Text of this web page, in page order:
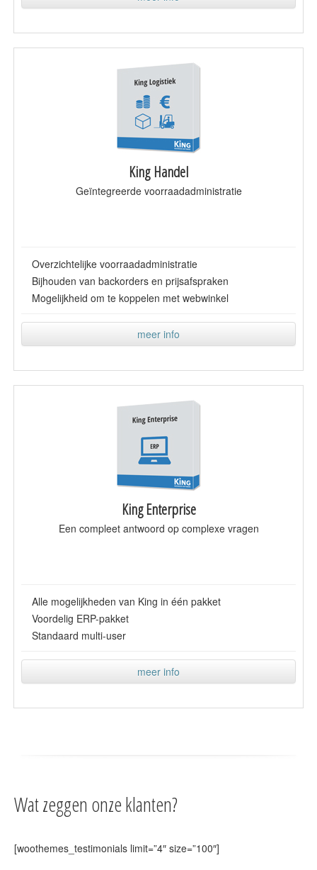
King Handel
Geïntegreerde voorraadadministratie
Overzichtelijke voorraadadministratie
Bijhouden van backorders en prijsafspraken
Mogelijkheid om te koppelen met webwinkel
meer info
King Enterprise
Een compleet antwoord op complexe vragen
Alle mogelijkheden van King in één pakket
Voordelig ERP-pakket
Standaard multi-user
meer info
Wat zeggen onze klanten?
[woothemes_testimonials limit=”4″ size=”100″]